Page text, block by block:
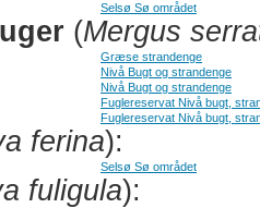
Selsø Sø området
(Mergus
Græse strandenge
Nivå Bugt og strandenge
Nivå Bugt og strandenge
Fuglereservat Nivå bugt,
Fuglereservat Nivå bugt,
ferina):
Selsø Sø området
fuligula):